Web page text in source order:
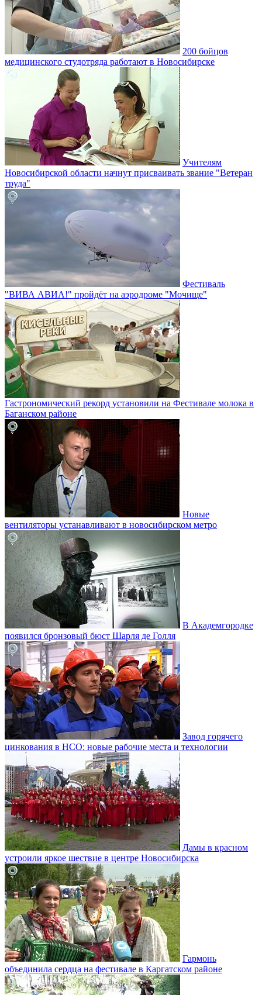
200 бойцов
медицинского студотряда работают в Новосибирске
Учителям
Новосибирской области начнут присваивать звание "Ветеран
труда"
Фестиваль
"ВИВА АВИА!" пройдёт на аэродроме "Мочище"
Гастрономический рекорд установили на Фестивале молока в
Баганском районе
Новые
вентиляторы устанавливают в новосибирском метро
В Академгородке
появился бронзовый бюст Шарля де Голля
Завод горячего
цинкования в НСО: новые рабочие места и технологии
Дамы в красном
устроили яркое шествие в центре Новосибирска
Гармонь
объединила сердца на фестивале в Каргатском районе